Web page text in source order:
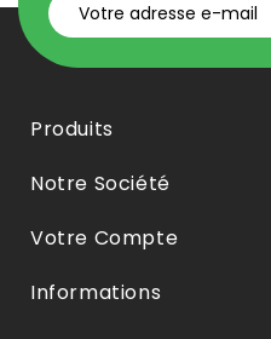
Produits
Notre Société
Votre Compte
Informations